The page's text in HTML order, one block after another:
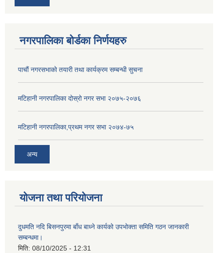
नगरपालिका बोर्डका निर्णयहरु
पाचाैं नगरसभाको तयारी तथा कार्यक्रम सम्बन्धी सुचना
मटिहानी नगरपालिका दोस्रो नगर सभा २०७५-२०७६
मटिहानी नगरपालिका,प्रथम नगर सभा २०७४-७५
अन्य
योजना तथा परियोजना
दुधमति नदि बिसनपुरमा बाँध बाध्ने कार्यको उपभोक्ता समिति गठन जानकारी
सम्बन्धमा।
मिति: 08/10/2025 - 12:31